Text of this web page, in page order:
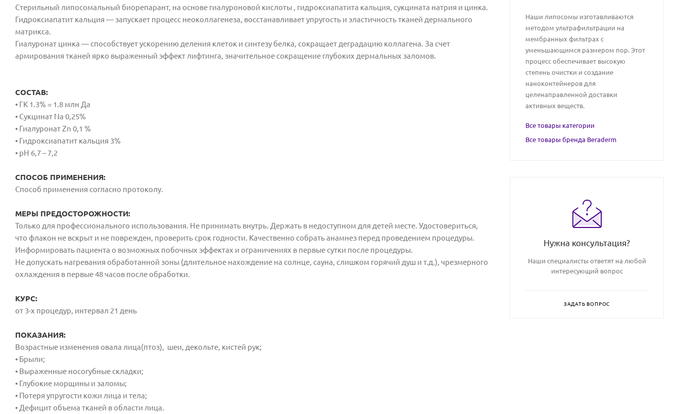
Стерильный липосомальный биорепарант, на основе гиалуроновой кислоты , гидроксиапатита кальция, сукцината натрия и цинка.
Гидроксиапатит кальция — запускает процесс неоколлагенеза, восстанавливает упругость и эластичность тканей дермального
матрикса.
Гиалуронат цинка — способствует ускорению деления клеток и синтезу белка, сокращает деградацию коллагена. За счет
армирования тканей ярко выраженный эффект лифтинга, значительноесокращение глубоких дермальных заломов.
СОСТАВ:
• ГК 1.3% = 1.8 млн Да
• Сукцинат Na 0,25%
• Гиалуронат Zn 0,1 %
• Гидроксиапатит кальция 3%
• pH 6,7 – 7,2
СПОСОБ ПРИМЕНЕНИЯ:
Способ применения согласно протоколу.
МЕРЫ ПРЕДОСТОРОЖНОСТИ:
Только для профессионального использования. Не принимать внутрь. Держать в недоступном для детей месте. Удостовериться,
что флакон не вскрыт и не поврежден, проверить срок годности. Качественно собрать анамнез перед проведением процедуры.
Информировать пациента о возможных побочных эффектах и ограничениях в первые сутки после процедуры.
Не допускать нагревания обработанной зоны (длительное нахождение на солнце, сауна, слишком горячий душ и т.д.), чрезмерного
охлаждения в первые 48 часов после обработки.
КУРС:
от 3-х процедур, интервал 21 день
ПОКАЗАНИЯ:
⁠Возрастные изменения овала лица(птоз), шеи, декольте, кистей рук;
•⁠ ⁠Брыли;
•⁠ ⁠Выраженные носогубные складки;
•⁠ ⁠Глубокие морщины и заломы;
•⁠ ⁠Потеря упругости кожи лица и тела;
•⁠ ⁠Дефицит объема тканей в области лица.
Наши липосомы изготавливаются
методом ультрафильтрации на
мембранных фильтрах с
уменьшающимся размером пор. Этот
процесс обеспечивает высокую
степень очистки и создание
наноконтейнеров для
целенаправленной доставки
активных веществ.
Все товары категории
Все товары бренда Beraderm
Нужна консультация?
Наши специалисты ответят на любой
интересующий вопрос
ЗАДАТЬ ВОПРОС